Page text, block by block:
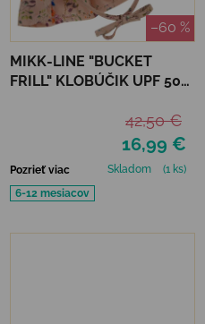
–60 %
MIKK-LINE "BUCKET
FRILL" KLOBÚČIK UPF 50+
16,99 €
42,50 €
Pozrieť viac Skladom
(1 ks)
6-12 mesiacov